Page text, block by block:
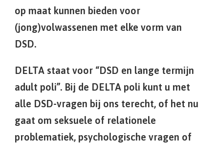
op maat kunnen bieden voor
(jong)volwassenen met elke vorm van
DSD.
DELTA staat voor “DSD en lange termijn
adult poli”. Bij de DELTA poli kunt u met
alle DSD-vragen bij ons terecht, of het nu
gaat om seksuele of relationele
problematiek, psychologische vragen of